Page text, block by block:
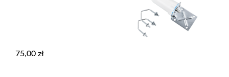
75,00 zł